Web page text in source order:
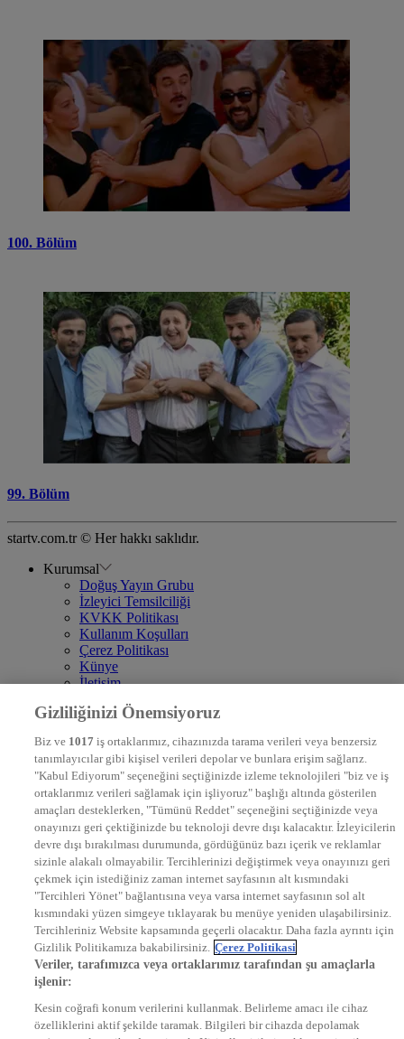
100. Bölüm
99. Bölüm
startv.com.tr © Her hakkı saklıdır.
Kurumsal
Doğuş Yayın Grubu
İzleyici Temsilciliği
KVKK Politikası
Kullanım Koşulları
Çerez Politikası
Künye
İletişim
DYG Televizyonlar
STAR
EURO STAR
KRAL POP TV
DYG Radyolar
NTV RADYO
KRAL FM
KRAL POP
EKSEN
VOYAGE
DYG Dijital
ntv.com.tr
ntvspor.net
secim.ntv.com.tr
startv.com.tr
kralmuzik.com.tr
Gizliliğinizi Önemsiyoruz
Biz ve 1017 iş ortaklarımız, cihazınızda tarama verileri veya benzersiz
tanımlayıcılar gibi kişisel verileri depolar ve bunlara erişim sağlarız.
"Kabul Ediyorum" seçeneğini seçtiğinizde izleme teknolojileri "biz ve iş
ortaklarımız verileri sağlamak için işliyoruz" başlığı altında gösterilen
amaçları desteklerken, "Tümünü Reddet" seçeneğini seçtiğinizde veya
onayınızı geri çektiğinizde bu teknoloji devre dışı kalacaktır. İzleyicilerin
devre dışı bırakılması durumunda, gördüğünüz bazı içerik ve reklamlar
sizinle alakalı olmayabilir. Tercihlerinizi değiştirmek veya onayınızı geri
çekmek için istediğiniz zaman internet sayfasının alt kısmındaki
"Tercihleri Yönet" bağlantısına veya varsa internet sayfasının sol alt
kısmındaki yüzen simgeye tıklayarak bu menüye yeniden ulaşabilirsiniz.
Tercihleriniz Website kapsamında geçerli olacaktır. Daha fazla ayrıntı için
Gizlilik Politikamıza bakabilirsiniz. Çerez Politikasi
Veriler, tarafımızca veya ortaklarımız tarafından şu amaçlarla
işlenir:
Kesin coğrafi konum verilerini kullanmak. Belirleme amacı ile cihaz
özelliklerini aktif şekilde taramak. Bilgileri bir cihazda depolamak